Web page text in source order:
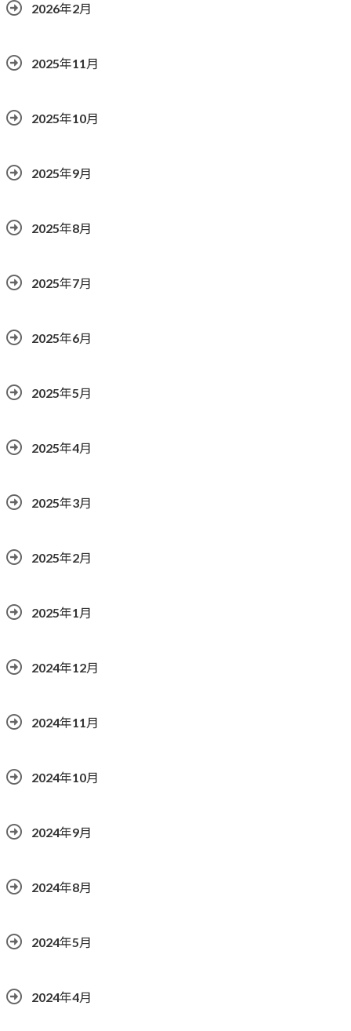
2026年2月
2025年11月
2025年10月
2025年9月
2025年8月
2025年7月
2025年6月
2025年5月
2025年4月
2025年3月
2025年2月
2025年1月
2024年12月
2024年11月
2024年10月
2024年9月
2024年8月
2024年5月
2024年4月